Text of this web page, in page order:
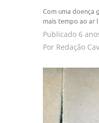
Com uma doença
mais tempo ao ar
Publicado 6
Por Redação